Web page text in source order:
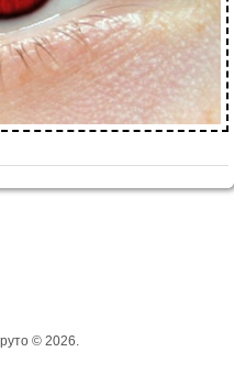
© 2026.